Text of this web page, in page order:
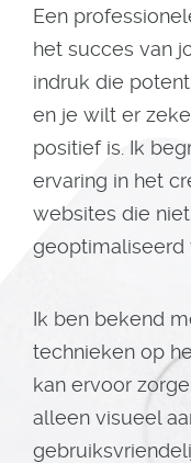
Een
het succes van
indruk die
en je wilt er
positief is. Ik
ervaring in het
websites die
geoptimaliseerd
Ik ben bekend
technieken op
kan ervoor
alleen visueel